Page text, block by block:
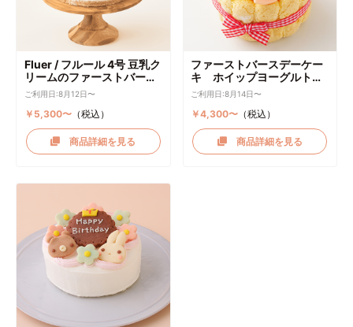
Fluer / フルール 4号 豆乳ク
リームのファーストバース
デーケーキ ケーキトッパー
付き
ご利用日:8月12日〜
￥5,300〜（税込）
商品詳細を見る
ファーストバースデーケー
キ ホイップヨーグルトク
リーム
ご利用日:8月14日〜
￥4,300〜 （税込）
商品詳細を見る